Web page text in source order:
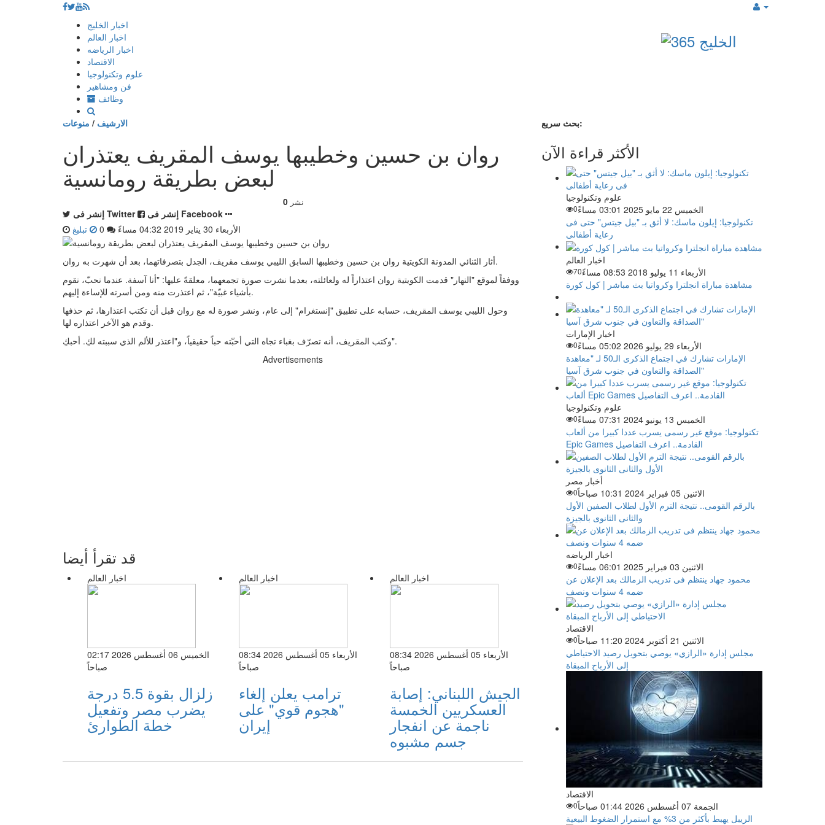
إذهب
المحتوى
اخبار الخليج
اخبار العالم
اخبار الرياضه
الاقتصاد
علوم وتكنولوجيا
فن ومشاهير
وظائف
الارشيف / منوعات
روان بن حسين وخطيبها يوسف المقريف يعتذران
لبعض بطريقة رومانسية
0 نشر
إنشر فى Twitter
إنشر فى Facebook
الأربعاء 30 يناير 2019 04:32 مساءً
تبليغ
أثار الثنائي المدونة الكويتية روان بن حسين وخطيبها السابق الليبي يوسف مقريف، الجدل بتصرفاتهما، بعد أن شهرت به روان.
ووفقاً لموقع "النهار" قدمت الكويتية روان اعتذاراً له ولعائلته، بعدما نشرت صورة تجمعهما، معلقةً عليها: "أنا آسفة. عندما نحبّ، نقوم
بأشياء غبيّة"، ثم اعتذرت منه ومن أسرته للإساءة إليهم.
وحول الليبي يوسف المقريف، حسابه على تطبيق "إنستغرام" إلى عام، ونشر صورة له مع روان قبل أن تكتب اعتذارها، ثم حذفها
وقدم هو الآخر اعتذاره لها.
وكتب المقريف، أنه تصرّف بغباء تجاه التي أحبّته حباً حقيقياً، و"اعتذر للألم الذي سببته لكِ. أحبكِ".
Advertisements
قد تقرأ أيضا
اخبار العالم
الخميس 06 أغسطس 2026 02:17
صباحاً
زلزال بقوة 5.5 درجة
يضرب مصر وتفعيل
خطة الطوارئ
اخبار العالم
الأربعاء 05 أغسطس 2026 08:34
صباحاً
ترامب يعلن إلغاء
"هجوم قوي" على
إيران
اخبار العالم
الأربعاء 05 أغسطس 2026 08:34
صباحاً
الجيش اللبناني: إصابة
العسكريين الخمسة
ناجمة عن انفجار
جسم مشبوه
بحث سريع:
الأكثر قراءة الآن
علوم وتكنولوجيا
الخميس 22 مايو 2025 03:01 مساءً
0
تكنولوجيا: إيلون ماسك: لا أثق بـ "بيل جيتس" حتى فى
رعاية أطفالى
اخبار العالم
الأربعاء 11 يوليو 2018 08:53 مساءً
70
مشاهدة مباراة انجلترا وكرواتيا بث مباشر | كول كورة
اخبار الإمارات
الأربعاء 29 يوليو 2026 05:02 مساءً
0
الإمارات تشارك في اجتماع الذكرى الـ50 لـ "معاهدة
الصداقة والتعاون في جنوب شرق آسيا"
علوم وتكنولوجيا
الخميس 13 يونيو 2024 07:31 مساءً
0
تكنولوجيا: موقع غير رسمى يسرب عددا كبيرا من ألعاب
Epic Games القادمة.. اعرف التفاصيل
أخبار مصر
الاثنين 05 فبراير 2024 10:31 صباحاً
0
بالرقم القومى.. نتيجة الترم الأول لطلاب الصفين الأول
والثانى الثانوى بالجيزة
اخبار الرياضه
الاثنين 03 فبراير 2025 06:01 مساءً
0
محمود جهاد ينتظم فى تدريب الزمالك بعد الإعلان عن
ضمه 4 سنوات ونصف
الاقتصاد
الاثنين 21 أكتوبر 2024 11:20 صباحاً
0
مجلس إدارة «الرازي» يوصي بتحويل رصيد الاحتياطي
إلى الأرباح المبقاة
الاقتصاد
الجمعة 07 أغسطس 2026 01:44 صباحاً
0
الريبل يهبط بأكثر من 3% مع استمرار الضغوط البيعية